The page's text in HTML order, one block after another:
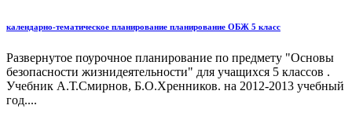
календарно-тематическое планирование планирование ОБЖ 5 класс
Развернутое поурочное планирование по предмету "Основы
безопасности жизнидеятельности" для учащихся 5 классов .
Учебник А.Т.Смирнов, Б.О.Хренников. на 2012-2013 учебный
год....